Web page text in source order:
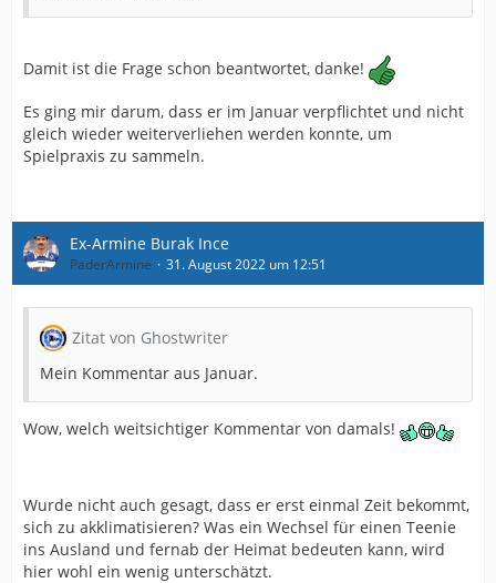
Damit ist die Frage schon beantwortet, danke!
Es ging mir darum, dass er im Januar verpflichtet und nicht
gleich wieder weiterverliehen werden konnte, um
Spielpraxis zu sammeln.
Ex-Armine Burak Ince
PaderArmine 31. August 2022 um 12:51
Zitat von Ghostwriter
Mein Kommentar aus Januar.
Wow, welch weitsichtiger Kommentar von damals!
Wurde nicht auch gesagt, dass er erst einmal Zeit bekommt,
sich zu akklimatisieren? Was ein Wechsel für einen Teenie
ins Ausland und fernab der Heimat bedeuten kann, wird
hier wohl ein wenig unterschätzt.